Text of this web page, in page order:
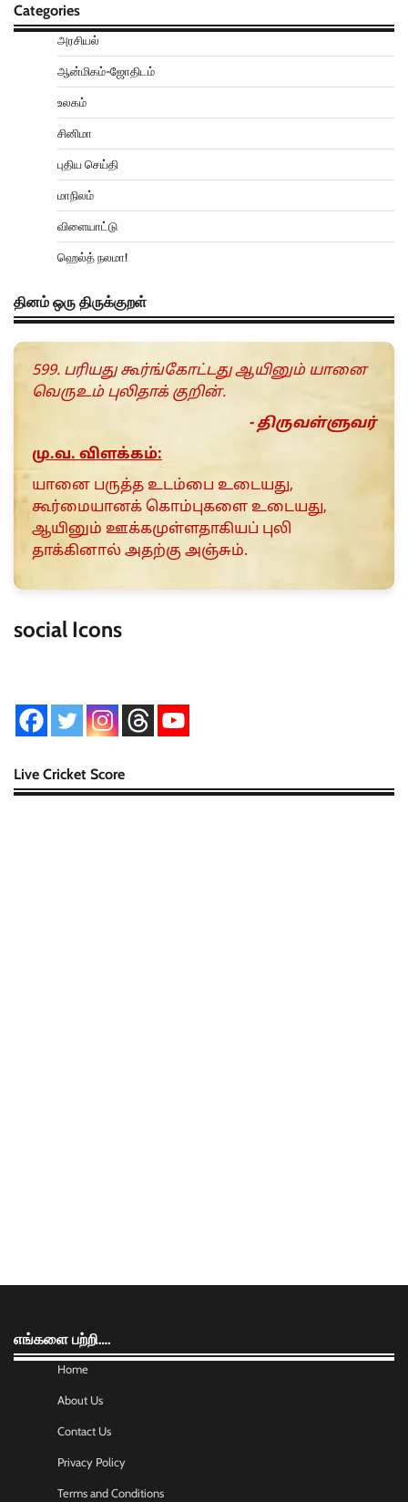
Categories
அரசியல்
ஆன்மிகம்-ஜோதிடம்
உலகம்
சினிமா
புதிய செய்தி
மாநிலம்
விளையாட்டு
ஹெல்த் நலமா!
தினம் ஒரு திருக்குறள்
599. பரியது கூர்ங்கோட்டது ஆயினும் யானை
வெருஉம் புலிதாக் குறின்.
- திருவள்ளுவர்
மு.வ. விளக்கம்:
யானை பருத்த உடம்பை உடையது,
கூர்மையானக் கொம்புகளை உடையது,
ஆயினும் ஊக்கமுள்ளதாகியப் புலி
தாக்கினால் அதற்கு அஞ்சும்.
social Icons
Live Cricket Score
எங்களை பற்றி….
Home
About Us
Contact Us
Privacy Policy
Terms and Conditions